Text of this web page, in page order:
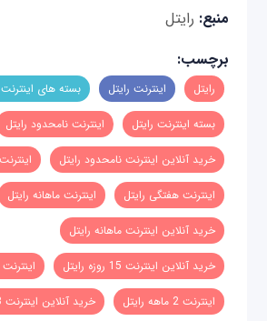
منبع: رایتل
برچسب:
رایتل اینترنت رایتل بسته های اینترنت
بسته اینترنت رایتل اینترنت نامحدود رایتل
خرید آنلاین اینترنت نامحدود رایتل
اینترنت هفتگی رایتل اینترنت ماهانه رایتل
خرید آنلاین اینترنت ماهانه رایتل
خرید آنلاین اینترنت 15 روزه رایتل اینترنت 15 روزه رایتل
اینترنت 2 ماهه رایتل خرید آنلاین اینترنت 3 ماهه رایتل